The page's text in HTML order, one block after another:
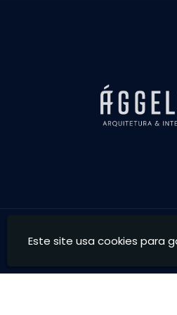
CNPJ: 39.828.426/
Este site usa cookies para